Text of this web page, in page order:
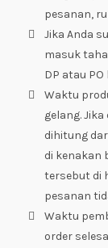
pesanan,
Jika Anda
masuk
DP atau
Waktu
gelang.
dihitung
di kenakan
tersebut di
pesanan
Waktu
order